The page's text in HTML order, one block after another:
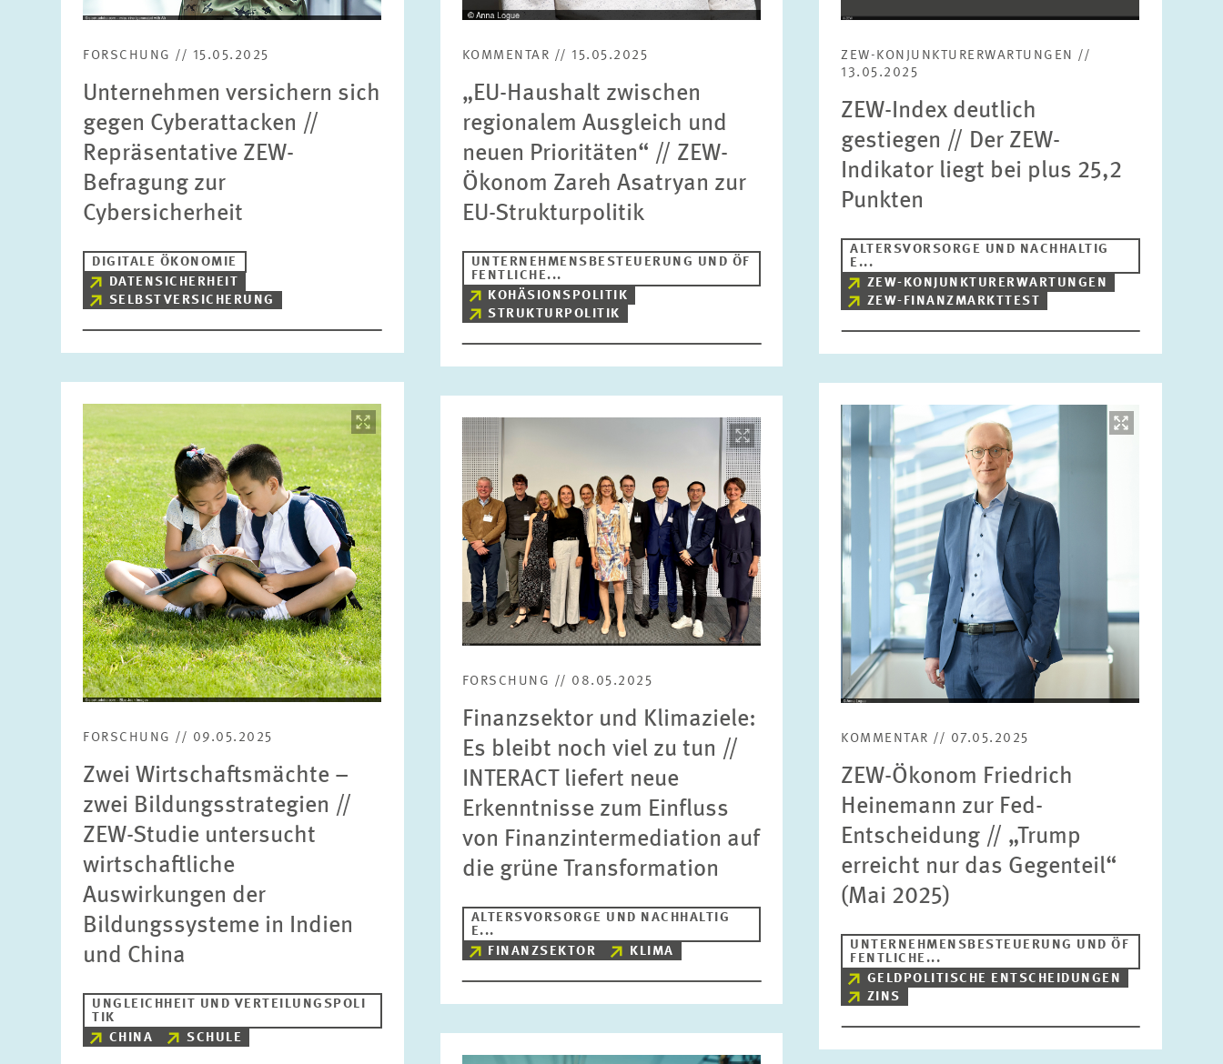
FORSCHUNG // 15.05.2025
Unternehmen versichern sich
gegen Cyberattacken //
Repräsentative ZEW-
Befragung zur
Cybersicherheit
DIGITALE ÖKONOMIE
DATENSICHERHEIT
SELBSTVERSICHERUNG
KOMMENTAR // 15.05.2025
„EU-Haushalt zwischen
regionalem Ausgleich und
neuen Prioritäten“ // ZEW-
Ökonom Zareh Asatryan zur
EU-Strukturpolitik
UNTERNEHMENSBESTEUERUNG UND ÖF
FENTLICHE...
KOHÄSIONSPOLITIK
STRUKTURPOLITIK
ZEW-KONJUNKTURERWARTUNGEN //
13.05.2025
ZEW-Index deutlich
gestiegen // Der ZEW-
Indikator liegt bei plus 25,2
Punkten
ALTERSVORSORGE UND NACHHALTIG
E...
ZEW-KONJUNKTURERWARTUNGEN
ZEW-FINANZMARKTTEST
Bild
öffnet
in
vergrößerter
Ansicht
FORSCHUNG // 09.05.2025
Zwei Wirtschaftsmächte –
zwei Bildungsstrategien //
ZEW-Studie untersucht
wirtschaftliche
Auswirkungen der
Bildungssysteme in Indien
und China
UNGLEICHHEIT UND VERTEILUNGSPOLI
TIK
CHINA
SCHULE
Bild
öffnet
in
vergrößerter
Ansicht
FORSCHUNG // 08.05.2025
Finanzsektor und Klimaziele:
Es bleibt noch viel zu tun //
INTERACT liefert neue
Erkenntnisse zum Einfluss
von Finanzintermediation auf
die grüne Transformation
ALTERSVORSORGE UND NACHHALTIG
E...
FINANZSEKTOR
KLIMA
Bild
öffnet
in
vergrößerter
Ansicht
KOMMENTAR // 07.05.2025
ZEW-Ökonom Friedrich
Heinemann zur Fed-
Entscheidung // „Trump
erreicht nur das Gegenteil“
(Mai 2025)
UNTERNEHMENSBESTEUERUNG UND ÖF
FENTLICHE...
GELDPOLITISCHE ENTSCHEIDUNGEN
ZINS